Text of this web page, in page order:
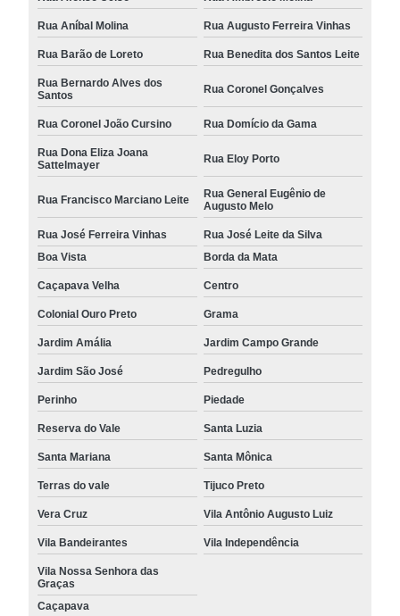
Rua Aníbal Molina Rua Augusto Ferreira Vinhas
Rua Barão de Loreto Rua Benedita dos Santos Leite
Rua Bernardo Alves dos
Santos
Rua Coronel Gonçalves
Rua Coronel João Cursino Rua Domício da Gama
Rua Dona Eliza Joana
Sattelmayer
Rua Eloy Porto
Rua Francisco Marciano Leite
Rua General Eugênio de
Augusto Melo
Rua José Ferreira Vinhas
Rua José Leite da Silva
Boa Vista
Borda da Mata
Caçapava Velha Centro
Colonial Ouro Preto Grama
Jardim Amália Jardim Campo Grande
Jardim São José Pedregulho
Perinho Piedade
Reserva do Vale Santa Luzia
Santa Mariana Santa Mônica
Terras do vale Tijuco Preto
Vera Cruz Vila Antônio Augusto Luiz
Vila Bandeirantes Vila Independência
Vila Nossa Senhora das
Graças
Caçapava